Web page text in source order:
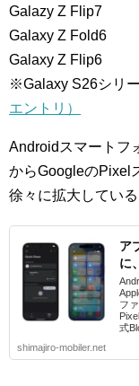
Galazy Z Flip7
Galaxy Z Fold6
Galaxy Z Flip6
※Galaxy S26シリ
エントリ）
Androidスマートフ
からGoogleのPixel
徐々に拡大している
ア
に
フ
式
shimajiro-mobiler.net